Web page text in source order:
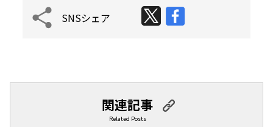
SNSシェア
関連記事
Related Posts